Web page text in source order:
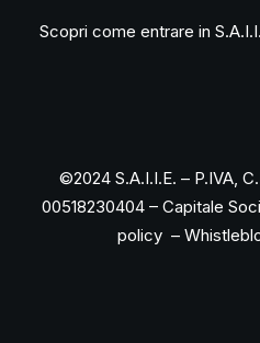
Scopri come entrare in
©2024 S.A.I.I.E. – P.IVA,
00518230404 – Capitale
policy–